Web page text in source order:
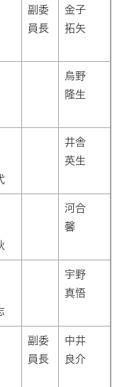
副委
員長
金子
拓矢
烏野
隆生
井舎
英生
河合
馨
宇野
真悟
副委
員長
中井
良介